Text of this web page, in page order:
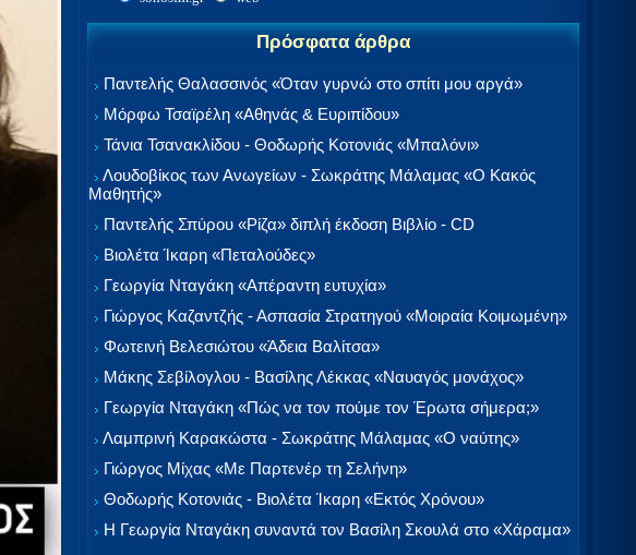
Πρόσφατα άρθρα
Παντελής Θαλασσινός «Όταν γυρνώ στο σπίτι μου αργά»
Μόρφω Τσαϊρέλη «Αθηνάς & Ευριπίδου»
Τάνια Τσανακλίδου - Θοδωρής Κοτονιάς «Μπαλόνι»
Λουδοβίκος των Ανωγείων - Σωκράτης Μάλαμας «Ο Κακός
Μαθητής»
Παντελής Σπύρου «Ρίζα» διπλή έκδοση Βιβλίο - CD
Βιολέτα Ίκαρη «Πεταλούδες»
Γεωργία Νταγάκη «Aπέραντη ευτυχία»
Γιώργος Καζαντζής - Ασπασία Στρατηγού «Μοιραία Κοιμωμένη»
Φωτεινή Βελεσιώτου «Άδεια Βαλίτσα»
Μάκης Σεβίλογλου - Βασίλης Λέκκας «Ναυαγός μονάχος»
Γεωργία Νταγάκη «Πώς να τον πούμε τον Έρωτα σήμερα;»
Λαμπρινή Καρακώστα - Σωκράτης Μάλαμας «Ο ναύτης»
Γιώργος Μίχας «Με Παρτενέρ τη Σελήνη»
Θοδωρής Κοτονιάς - Βιολέτα Ίκαρη «Εκτός Χρόνου»
Η Γεωργία Νταγάκη συναντά τον Βασίλη Σκουλά στο «Χάραμα»